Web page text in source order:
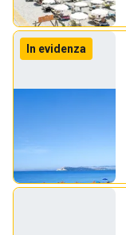
In evidenza